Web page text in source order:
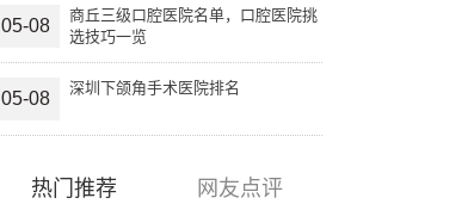
05-08
商丘三级口腔医院名单，口腔医院挑
选技巧一览
05-08
深圳下颌角手术医院排名
热门推荐 网友点评